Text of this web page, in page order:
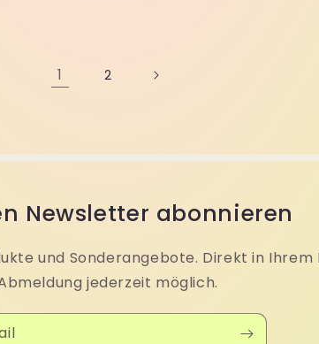
1 2
Newsletter abonnieren
und Sonderangebote. Direkt in Ihrem
jederzeit möglich.